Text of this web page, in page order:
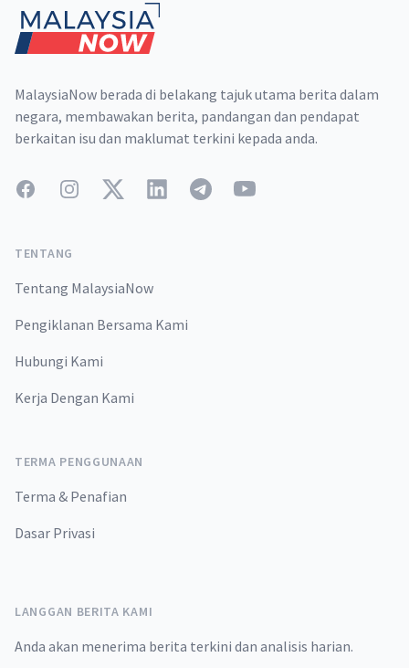
MalaysiaNow berada di belakang tajuk utama berita dalam
negara, membawakan berita, pandangan dan pendapat
berkaitan isu dan maklumat terkini kepada anda.
FacebookInstagramTwitterLinkedInTelegramYouTube
TENTANG
Tentang MalaysiaNow
Pengiklanan Bersama Kami
Hubungi Kami
Kerja Dengan Kami
TERMA PENGGUNAAN
Terma & Penafian
Dasar Privasi
LANGGAN BERITA KAMI
Anda akan menerima berita terkini dan analisis harian.